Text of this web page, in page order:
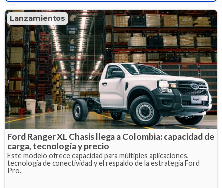
Lanzamientos
Ford Ranger XL Chasis llega a Colombia: capacidad de
carga, tecnología y precio
Este modelo ofrece capacidad para múltiples aplicaciones,
tecnología de conectividad y el respaldo de la estrategia Ford
Pro.